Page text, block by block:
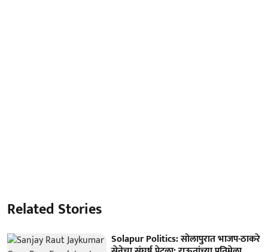
Related Stories
Solapur Politics: सोलापुरात भाजप-ठाकरे